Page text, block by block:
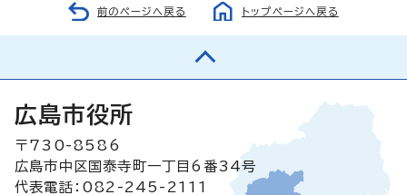
前のページへ戻る トップページへ戻る
広島市役所
〒730-8586
広島市中区国泰寺町一丁目6番34号
代表電話：082-245-2111